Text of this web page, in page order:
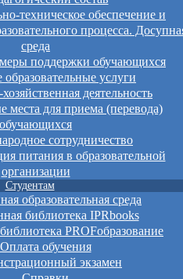
техническое обеспечение и
процесса.
среда
поддержки обучающихся
услуги
деятельность
места для приема (перевода)
обучающихся
сотрудничество
питания в образовательной
организации
Студентам
образовательная среда
библиотека IPRbooks
PROFобразование
Оплата обучения
экзамен